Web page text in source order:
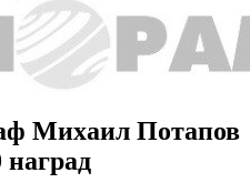
Михаил Потапов